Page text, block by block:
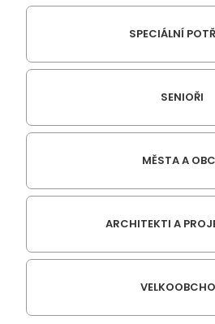
SPECIÁLNÍ
SENIOŘI
MĚSTA A
ARCHITEKTI A